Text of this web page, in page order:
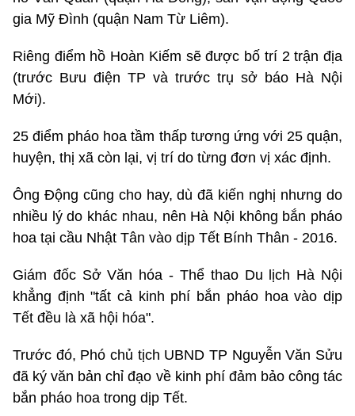
gia Mỹ Đình (quận Nam Từ Liêm).
Riêng điểm hồ Hoàn Kiếm sẽ được bố trí 2 trận địa
(trước Bưu điện TP và trước trụ sở báo Hà Nội
Mới).
25 điểm pháo hoa tầm thấp tương ứng với 25 quận,
huyện, thị xã còn lại, vị trí do từng đơn vị xác định.
Ông Động cũng cho hay, dù đã kiến nghị nhưng do
nhiều lý do khác nhau, nên Hà Nội không bắn pháo
hoa tại cầu Nhật Tân vào dịp Tết Bính Thân - 2016.
Giám đốc Sở Văn hóa - Thể thao Du lịch Hà Nội
khẳng định "tất cả kinh phí bắn pháo hoa vào dịp
Tết đều là xã hội hóa".
Trước đó, Phó chủ tịch UBND TP Nguyễn Văn Sửu
đã ký văn bản chỉ đạo về kinh phí đảm bảo công tác
bắn pháo hoa trong dịp Tết.